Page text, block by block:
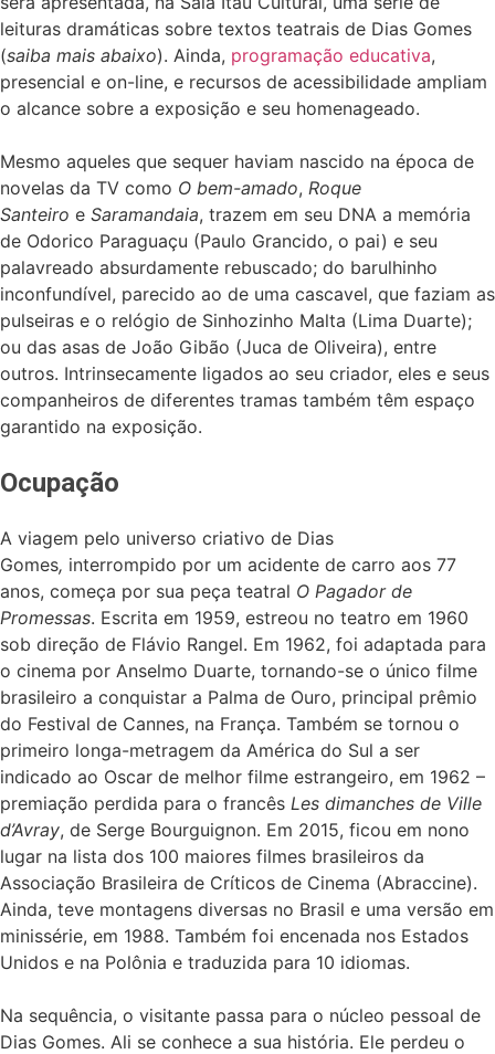
leituras dramáticas sobre textos teatrais de Dias Gomes
(saiba mais abaixo). Ainda, programação educativa,
presencial e on-line, e recursos de acessibilidade ampliam
o alcance sobre a exposição e seu homenageado.
Mesmo aqueles que sequer haviam nascido na época de
novelas da TV como O bem-amado, Roque
Santeiro e Saramandaia, trazem em seu DNA a memória
de Odorico Paraguaçu (Paulo Grancido, o pai) e seu
palavreado absurdamente rebuscado; do barulhinho
inconfundível, parecido ao de uma cascavel, que faziam as
pulseiras e o relógio de Sinhozinho Malta (Lima Duarte);
ou das asas de João Gibão (Juca de Oliveira), entre
outros. Intrinsecamente ligados ao seu criador, eles e seus
companheiros de diferentes tramas também têm espaço
garantido na exposição.
Ocupação
A viagem pelo universo criativo de Dias
Gomes, interrompido por um acidente de carro aos 77
anos, começa por sua peça teatral O Pagador de
Promessas. Escrita em 1959, estreou no teatro em 1960
sob direção de Flávio Rangel. Em 1962, foi adaptada para
o cinema por Anselmo Duarte, tornando-se o único filme
brasileiro a conquistar a Palma de Ouro, principal prêmio
do Festival de Cannes, na França. Também se tornou o
primeiro longa-metragem da América do Sul a ser
indicado ao Oscar de melhor filme estrangeiro, em 1962 –
premiação perdida para o francês Les dimanches de Ville
d’Avray, de Serge Bourguignon. Em 2015, ficou em nono
lugar na lista dos 100 maiores filmes brasileiros da
Associação Brasileira de Críticos de Cinema (Abraccine).
Ainda, teve montagens diversas no Brasil e uma versão em
minissérie, em 1988. Também foi encenada nos Estados
Unidos e na Polônia e traduzida para 10 idiomas.
Na sequência, o visitante passa para o núcleo pessoal de
Dias Gomes. Ali se conhece a sua história. Ele perdeu o